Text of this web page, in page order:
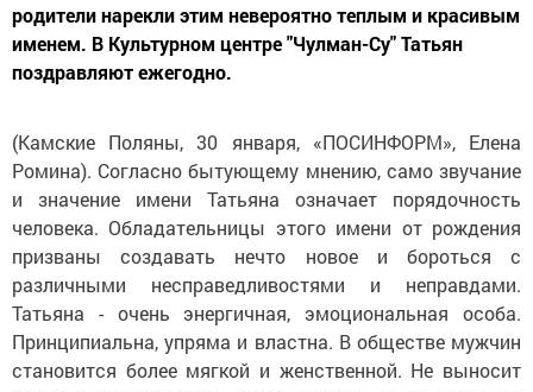
родители нарекли этим невероятно теплым и красивым
именем. В Культурном центре "Чулман-Су" Татьян
поздравляют ежегодно.
(Камские Поляны, 30 января, «ПОСИНФОРМ», Елена
Ромина). Согласно бытующему мнению, само звучание
и значение имени Татьяна означает порядочность
человека. Обладательницы этого имени от рождения
призваны создавать нечто новое и бороться с
различными несправедливостями и неправдами.
Татьяна - очень энергичная, эмоциональная особа.
Принципиальна, упряма и властна. В обществе мужчин
становится более мягкой и женственной. Не выносит